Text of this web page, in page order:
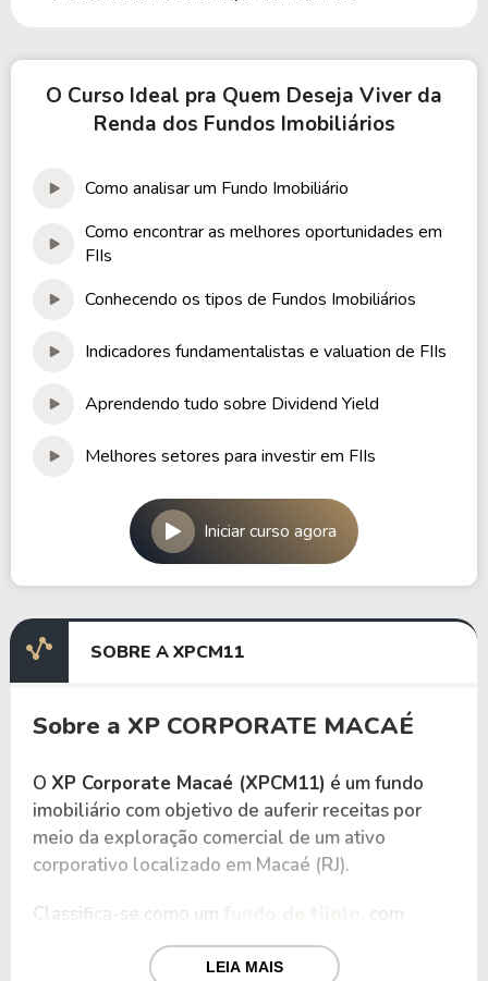
O Curso Ideal pra Quem Deseja Viver da
Renda dos Fundos Imobiliários
Como analisar um Fundo Imobiliário
Como encontrar as melhores oportunidades em
FIIs
Conhecendo os tipos de Fundos Imobiliários
Indicadores fundamentalistas e valuation de FIIs
Aprendendo tudo sobre Dividend Yield
Melhores setores para investir em FIIs
Iniciar curso agora
SOBRE A XPCM11
Sobre a XP CORPORATE MACAÉ
O XP Corporate Macaé (XPCM11) é um fundo
imobiliário com objetivo de auferir receitas por
meio da exploração comercial de um ativo
corporativo localizado em Macaé (RJ).
Classifica-se como um
, com
atuação no segmento de lajes corporativas,
estruturado de forma concentrada em um único
LEIA MAIS